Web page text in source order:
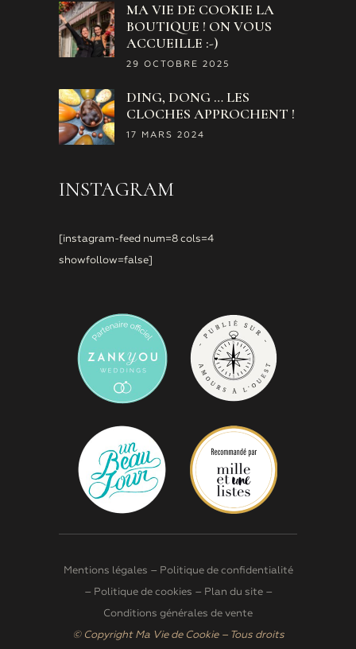
MA VIE DE COOKIE LA
BOUTIQUE ! ON VOUS
ACCUEILLE :-)
29 OCTOBRE 2025
DING, DONG … LES
CLOCHES APPROCHENT !
17 MARS 2024
INSTAGRAM
[instagram-feed num=8 cols=4
showfollow=false]
Mentions légales – Politique de confidentialité
– Politique de cookies – Plan du site–
Conditions générales de vente
© Copyright Ma Vie de Cookie – Tous droits